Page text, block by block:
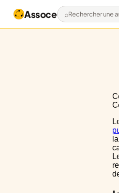
Assoce Rechercher
Cet outil permet uniquement de pré-remplir le CERFA 13971*03 avec les données actuellement disponibles publiquement.